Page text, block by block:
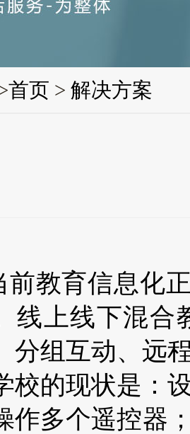
首页 > 解决方案
前教育信息化
线上线下混合
分组互动、远
校的现状是：
作多个遥控器